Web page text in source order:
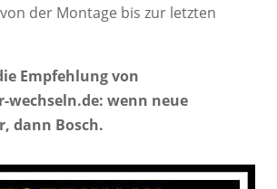
der Montage bis zur letzten
Empfehlung von
wechseln.de: wenn neue
dann Bosch.